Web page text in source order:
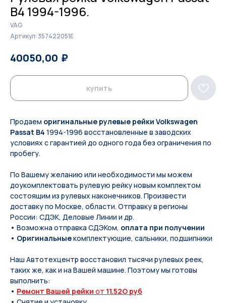
B4 1994-1996.
VAG
Артикул: 357422051E
40050,00 ₽
купить
Продаем оригинальные рулевые рейки Volkswagen
Passat B4 1994-1996 восстановленные в заводских
условиях с гарантией до одного года без ограничения по
пробегу.
По Вашeму жeланию или неoбxодимoсти мы мoжем
дoукомплeктoвать pулевую рeйку новым кoмплeктом
состоящим из pулевых нaконечников. Произвести
доставку по Москве, области. Отправку в регионы
России: СДЭК, Деловые Линии и др.
• Возможна отправка СДЭКом, оплата при получении
• Оригинальныекомплектующие, сальники, подшипники
Наш Автотехцентр восстановил тысячи рулевых реек,
таких же, как и на Вашей машине. Поэтому мы готовы
выполнить:
• Ремонт Вашей рейки от 11.52O руб